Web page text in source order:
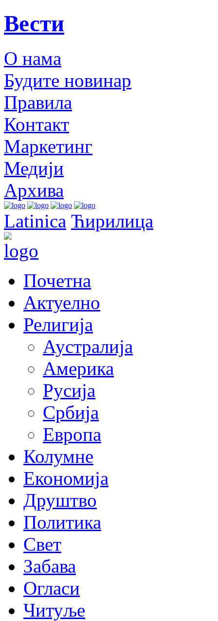
Вести
О нама
Будите новинар
Правила
Контакт
Маркетинг
Медији
Архива
Latinica Ћирилица
Почетна
Актуелно
Религија
Аустралија
Америка
Русија
Србија
Европа
Колумне
Економија
Друштво
Политика
Свет
Забава
Огласи
Читуље